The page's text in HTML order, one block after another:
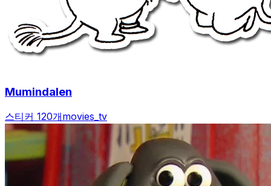
Mumindalen
스티커 120개movies_tv